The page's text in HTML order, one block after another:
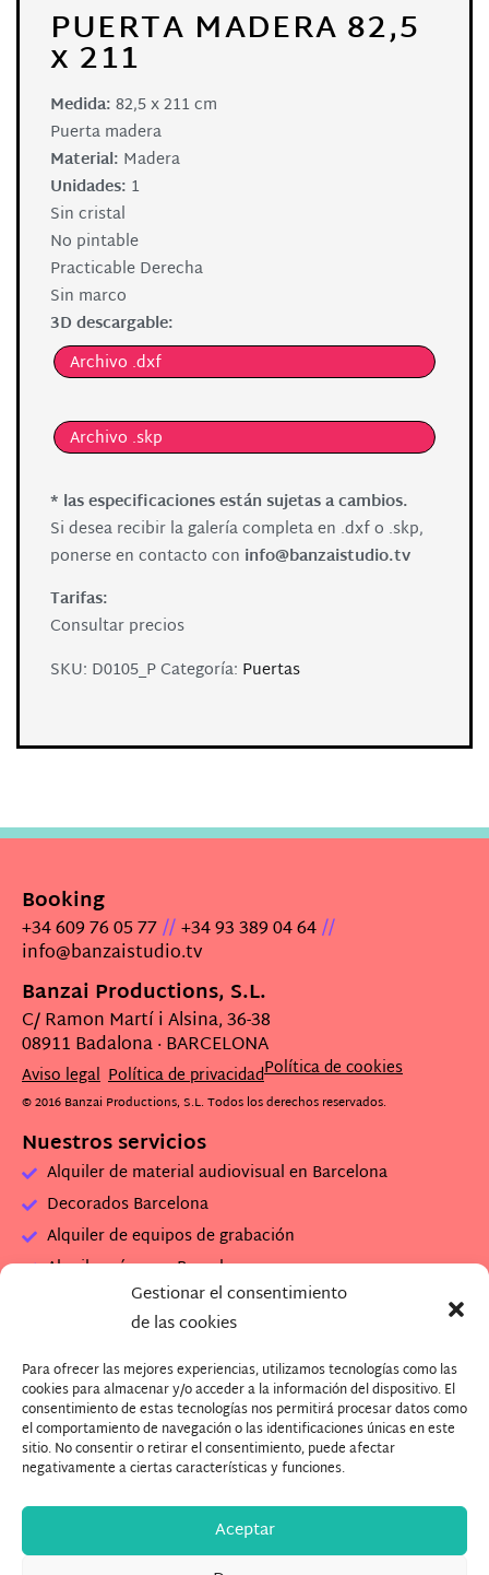
Gestionar el consentimiento
de las cookies
Para ofrecer las mejores experiencias, utilizamos tecnologías como las
cookies para almacenar y/o acceder a la información del dispositivo. El
consentimiento de estas tecnologías nos permitirá procesar datos como
el comportamiento de navegación o las identificaciones únicas en este
sitio. No consentir o retirar el consentimiento, puede afectar
negativamente a ciertas características y funciones.
Aceptar
PUERTA MADERA 82,5
x 211
Medida:82,5 x 211 cm
Puerta madera
Material: Madera
Unidades: 1
Sin cristal
No pintable
Practicable Derecha
Sin marco
3D descargable:
Archivo .dxf
Archivo .skp
* las especificaciones están sujetas a cambios.
Si desea recibir la galería completa en .dxf o .skp,
ponerse en contacto con info@banzaistudio.tv
Tarifas:
Consultar precios
SKU: D0105_PCategoría: Puertas
Booking
+34 609 76 05 77//+34 93 389 04 64//
info@banzaistudio.tv
Banzai Productions, S.L.
C/ Ramon Martí i Alsina, 36-38
08911 Badalona · BARCELONA
Aviso legal Política de privacidadPolítica de cookies
© 2016 Banzai Productions, S.L. Todos los derechos reservados.
Nuestros servicios
Alquiler de material audiovisual en Barcelona
Decorados Barcelona
Alquiler de equipos de grabación
Alquiler cámaras Barcelona
Alquiler set de rodaje
Alquiler plató de grabación
Descarga Dossier Banzai
Descarga imagenes Plató (.zip)
¿Quieres trabajar con nosotros?